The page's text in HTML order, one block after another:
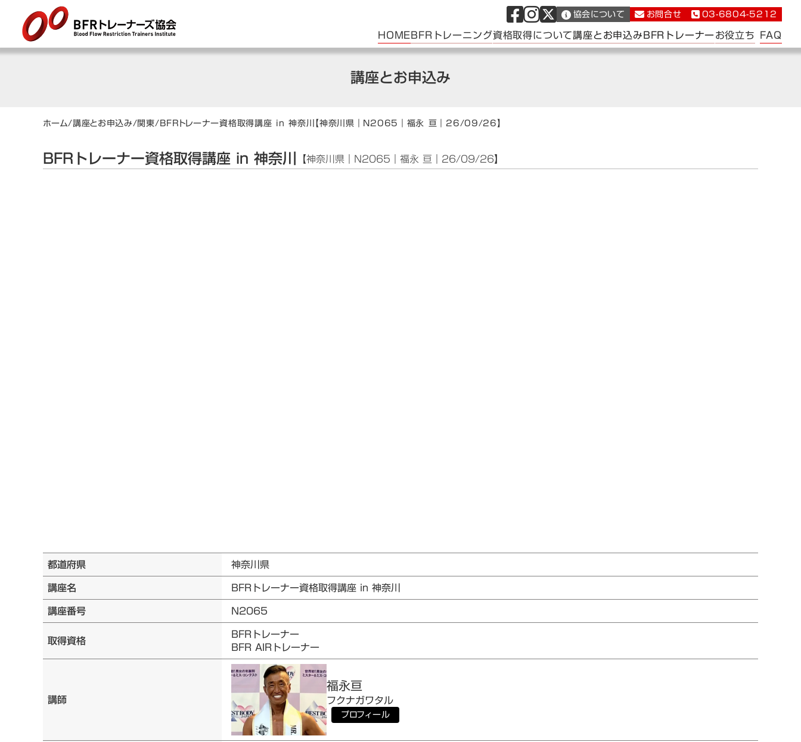
講座とお申込み
ホーム/講座とお申込み/関東/BFRトレーナー資格取得講座 in 神奈川【神奈川県｜N2065｜福永 亘｜26/09/26】
BFRトレーナー資格取得講座 in 神奈川 【神奈川県｜N2065｜福永 亘｜26/09/26】
都道府県
神奈川県
講座名
BFRトレーナー資格取得講座 in 神奈川
講座番号
N2065
取得資格
BFRトレーナー
BFR AIRトレーナー
講師
福永亘
フクナガワタル
プロフィール
協会について お問合せ 03-6804-5212
HOMEBFRトレーニング資格取得について講座とお申込みBFRトレーナーお役立ち FAQ